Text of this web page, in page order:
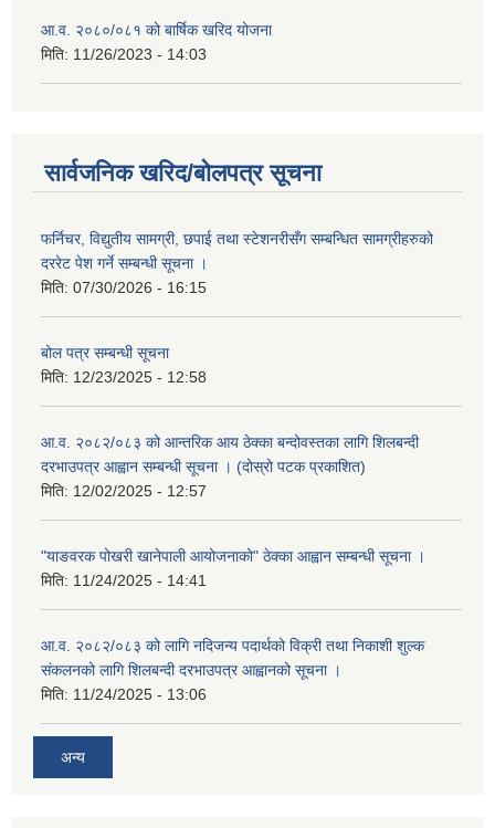
आ.व. २०८०/०८१ को बार्षिक खरिद योजना
मिति: 11/26/2023 - 14:03
सार्वजनिक खरिद/बोलपत्र सूचना
फर्निचर, विद्युतीय सामग्री, छपाई तथा स्टेशनरीसँग सम्बन्धित सामग्रीहरुको
दररेट पेश गर्ने सम्बन्धी सूचना ।
मिति: 07/30/2026 - 16:15
बोल पत्र सम्बन्धी सूचना
मिति: 12/23/2025 - 12:58
आ.व. २०८२/०८३ को आन्तरिक आय ठेक्का बन्दोवस्तका लागि शिलबन्दी
दरभाउपत्र आह्वान सम्बन्धी सूचना । (दोस्रो पटक प्रकाशित)
मिति: 12/02/2025 - 12:57
"याङवरक पोखरी खानेपाली आयोजनाको" ठेक्का आह्वान सम्बन्धी सूचना ।
मिति: 11/24/2025 - 14:41
आ.व. २०८२/०८३ को लागि नदिजन्य पदार्थको विक्री तथा निकाशी शुल्क
संकलनको लागि शिलबन्दी दरभाउपत्र आह्वानको सूचना ।
मिति: 11/24/2025 - 13:06
अन्य